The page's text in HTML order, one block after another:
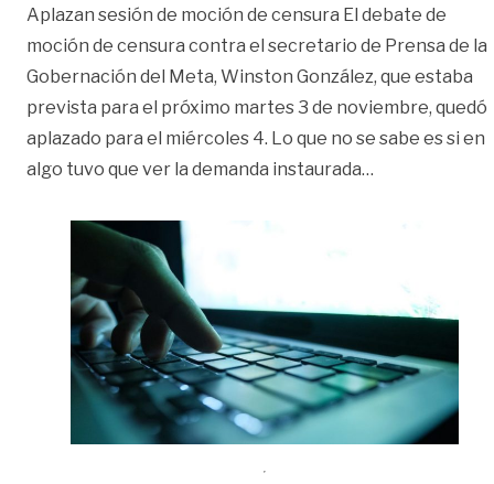
Aplazan sesión de moción de censura El debate de
moción de censura contra el secretario de Prensa de la
Gobernación del Meta, Winston González, que estaba
prevista para el próximo martes 3 de noviembre, quedó
aplazado para el miércoles 4. Lo que no se sabe es si en
algo tuvo que ver la demanda instaurada…